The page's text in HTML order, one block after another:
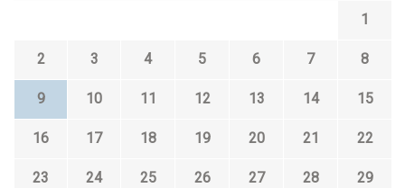
1
2 3 4 5 6 7 8
9 10 11 12 13 14 15
16 17 18 19 20 21 22
23 24 25 26 27 28 29